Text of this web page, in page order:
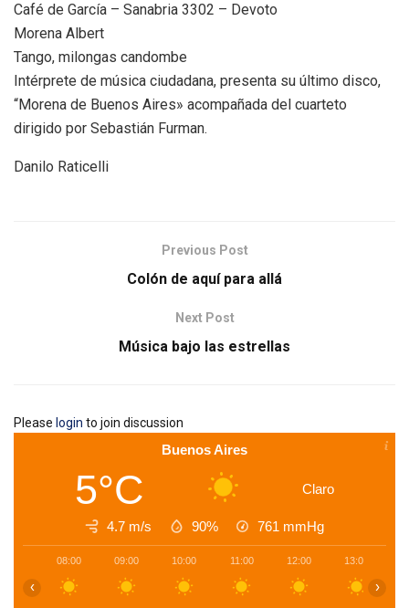
Café de García – Sanabria 3302 – Devoto
Morena Albert
Tango, milongas candombe
Intérprete de música ciudadana, presenta su último disco,
“Morena de Buenos Aires» acompañada del cuarteto
dirigido por Sebastián Furman.
Danilo Raticelli
Previous Post
Colón de aquí para allá
Next Post
Música bajo las estrellas
Please login to join discussion
Buenos Aires
5°C Claro
4.7 m/s 90% 761 mmHg
08:00 09:00 10:00 11:00 12:00 13:00
‹ ›